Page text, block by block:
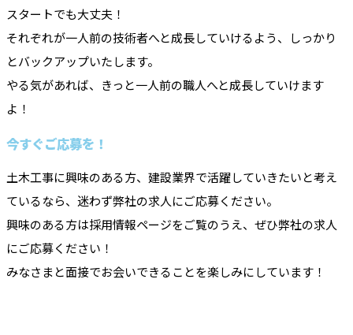
スタートでも大丈夫！
それぞれが一人前の技術者へと成長していけるよう、しっかり
とバックアップいたします。
やる気があれば、きっと一人前の職人へと成長していけます
よ！
今すぐご応募を！
土木工事に興味のある方、建設業界で活躍していきたいと考え
ているなら、迷わず弊社の求人にご応募ください。
興味のある方は採用情報ページをご覧のうえ、ぜひ弊社の求人
にご応募ください！
みなさまと面接でお会いできることを楽しみにしています！